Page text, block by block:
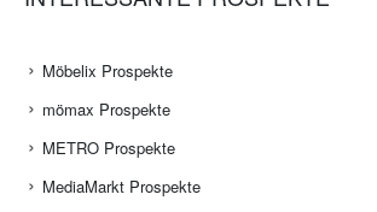
Möbelix Prospekte
mömax Prospekte
METRO Prospekte
MediaMarkt Prospekte